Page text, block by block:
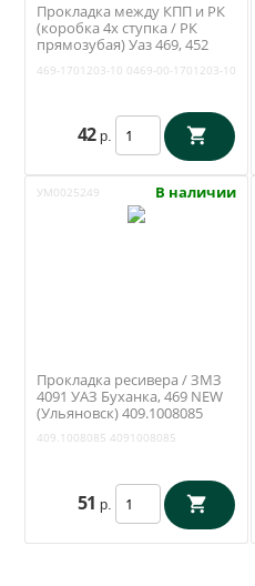
Прокладка между КПП и РК
(коробка 4х ступка / РК
прямозубая) Уаз 469, 452
469-1701203-10 0469-00-1701203-10
42 р.
УМ0025249 В наличии
Прокладка ресивера / ЗМЗ
4091 УАЗ Буханка, 469 NEW
(Ульяновск) 409.1008085
409.1008085 4091008085
51 р.